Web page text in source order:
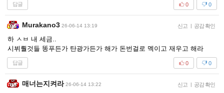
답글 0
0
Murakano3 26-06-14 13:19 신고 | 공감 확인
하 ㅅㅂ 내 세금..
시뷔뤌것들 똥푸든가 탄광가든가 해가 돈번걸로 멕이고 재우고 해라
답글 0
0
매너는지켜라 26-06-14 13:22 신고 | 공감 확인